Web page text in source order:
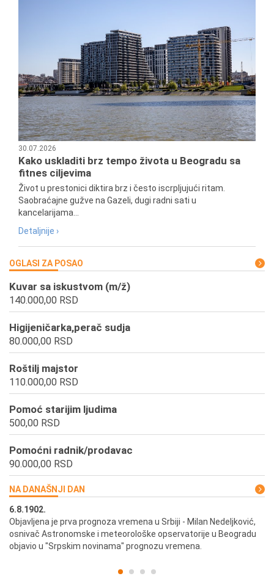
30.07.2026
Kako uskladiti brz tempo života u Beogradu sa
fitnes ciljevima
Život u prestonici diktira brz i često iscrpljujući ritam.
Saobraćajne gužve na Gazeli, dugi radni sati u
kancelarijama...
Detaljnije ›
OGLASI ZA POSAO
Kuvar sa iskustvom (m/ž)
140.000,00 RSD
Higijeničarka,perač sudja
80.000,00 RSD
Roštilj majstor
110.000,00 RSD
Pomoć starijim ljudima
500,00 RSD
Pomoćni radnik/prodavac
90.000,00 RSD
NA DANAŠNJI DAN
6.8.1902.
Objavljena je prva prognoza vremena u Srbiji - Milan Nedeljković,
osnivač Astronomske i meteorološke opservatorije u Beogradu
objavio u "Srpskim novinama" prognozu vremena.